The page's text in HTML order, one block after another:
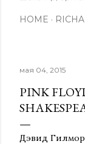
HOME
мая 04, 2015
PINK
Дэвид Гилмор